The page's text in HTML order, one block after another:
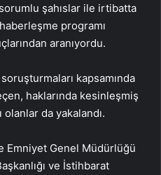
şahıslar ile irtibatta
programı
aranıyordu.
kapsamında
haklarında kesinleşmiş
olanlar da yakalandı.
Emniyet Genel Müdürlüğü
ve İstihbarat